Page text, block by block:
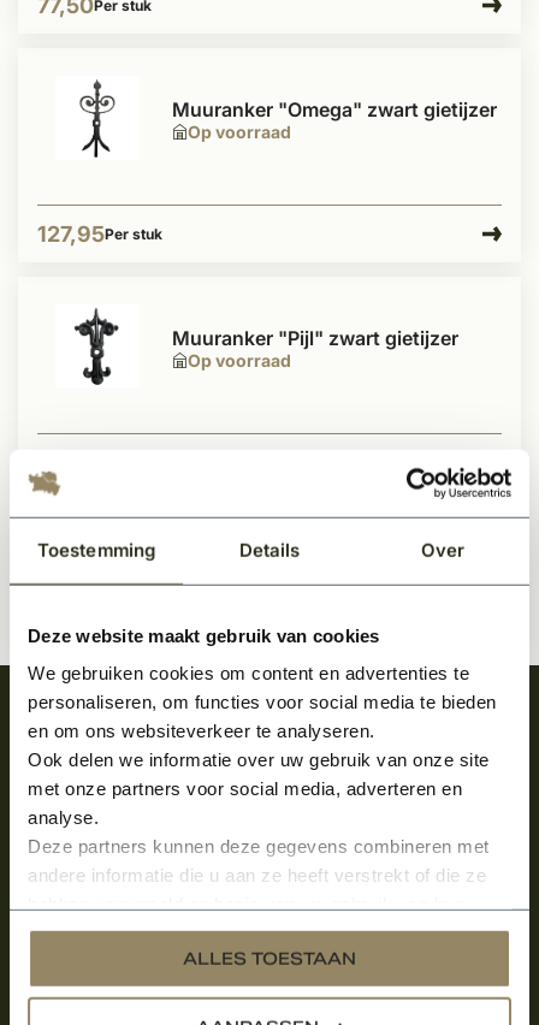
Toestemming Details Over
Deze website maakt gebruik van cookies
We gebruiken cookies om content en advertenties te
personaliseren, om functies voor social media te bieden
en om ons websiteverkeer te analyseren.
Ook delen we informatie over uw gebruik van onze site
met onze partners voor social media, adverteren en
analyse.
Deze partners kunnen deze gegevens combineren met
andere informatie die u aan ze heeft verstrekt of die ze
services.
ALLES TOESTAAN
77,50Per stuk
Op voorraad
Muuranker "Omega" zwart gietijzer
127,95Per stuk
Op voorraad
Muuranker "Pijl" zwart gietijzer
Meld je aan en ontvang het laatste nieuws
over onze kempische bouwstijl!
Aanmelden voor de nieuwsbrief